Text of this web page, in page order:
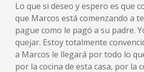
Lo que si deseo y espero es que
que Marcos está comenzando a
pague como le pagó a su padre.
quejar. Estoy totalmente
a Marcos le llegará por todo lo
por la cocina de esta casa, por la